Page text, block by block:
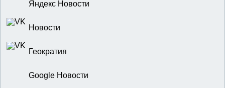
Яндекс Новости
Новости
Геократия
Google Новости